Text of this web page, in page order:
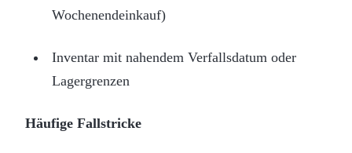
Wochenendeinkauf)
Inventar mit nahendem Verfallsdatum oder
Lagergrenzen
Häufige Fallstricke